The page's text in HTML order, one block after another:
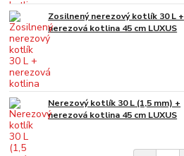
Zosilnený nerezový kotlík 30 L +
nerezová kotlina 45 cm LUXUS
Nerezový kotlík 30 L (1,5 mm) +
nerezová kotlina 45 cm LUXUS